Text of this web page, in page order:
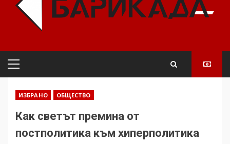
Primary
ИЗБРАНО ОБЩЕСТВО
Как светът премина от
постполитика към хиперполитика